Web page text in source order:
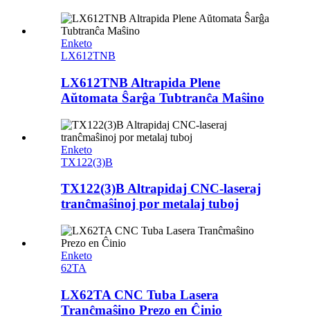
Enketo
LX612TNB
LX612TNB Altrapida Plene
Aŭtomata Ŝarĝa Tubtranĉa Maŝino
Enketo
TX122(3)B
TX122(3)B Altrapidaj CNC-laseraj
tranĉmaŝinoj por metalaj tuboj
Enketo
62TA
LX62TA CNC Tuba Lasera
Tranĉmaŝino Prezo en Ĉinio